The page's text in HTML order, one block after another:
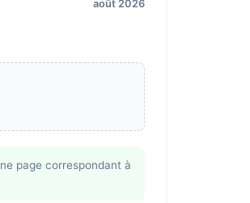
août 2026
page correspondant à